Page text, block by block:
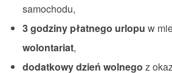
samochodu,
3 godziny płatnego urlopu w
wolontariat,
dodatkowy dzień wolnego z